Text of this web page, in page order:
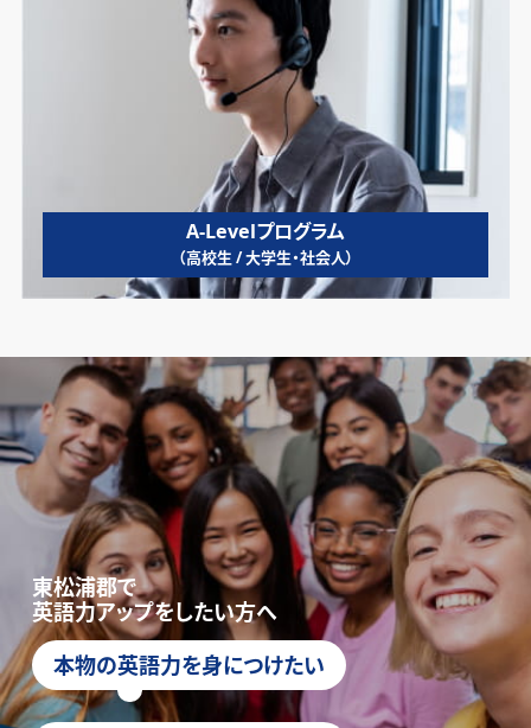
A-Levelプログラム
（高校生 / 大学生・社会人）
東松浦郡で
英語力アップをしたい方へ
本物の英語力を身につけたい